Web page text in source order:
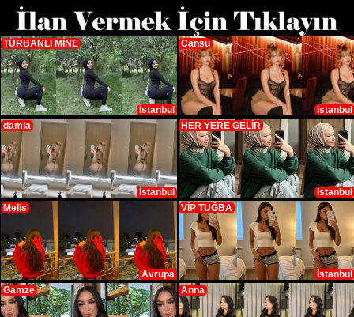
TÜRBANLI MİNE
İstanbul
Cansu
istanbul
damla
İstanbul
HER YERE GELİR
İstanbul
Melis
Avrupa
VİP TUĞBA
İstanbul
Gamze
Anna